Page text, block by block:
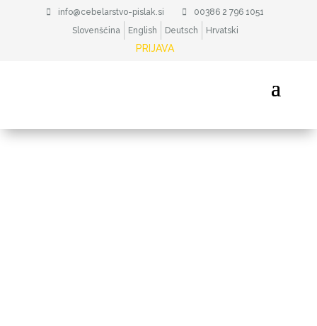
info@cebelarstvo-pislak.si
00386 2 796 1051
Slovenščina
English Deutsch Hrvatski
PRIJAVA